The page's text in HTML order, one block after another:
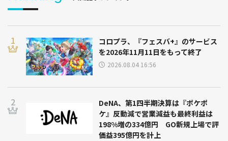
コロプラ、『フェスバ+』のサービス
を2026年11月11日をもって終了
2026.08.04 16:56
DeNA、第1四半期決算は『ポケポ
ケ』反動減で営業減益も最終利益は
198%増の334億円 GO新規上場で評
価益395億円を計上